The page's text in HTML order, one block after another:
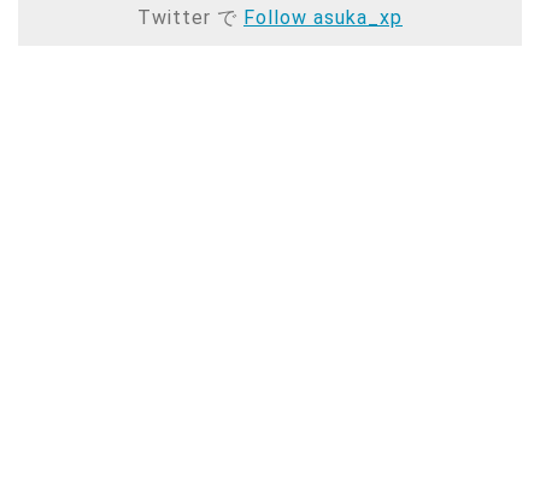
Twitter で Follow asuka_xp